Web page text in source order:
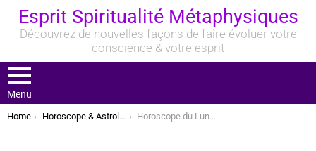
Esprit Spiritualité Métaphysiques
Découvrez de nouvelles façons de faire évoluer votre
conscience & votre esprit
Menu
You are here:
Home Horoscope & Astrologie : que disent les astres ? Horoscope du Lundi 30 Octobre 2023 pour chaque signe du zodiaque